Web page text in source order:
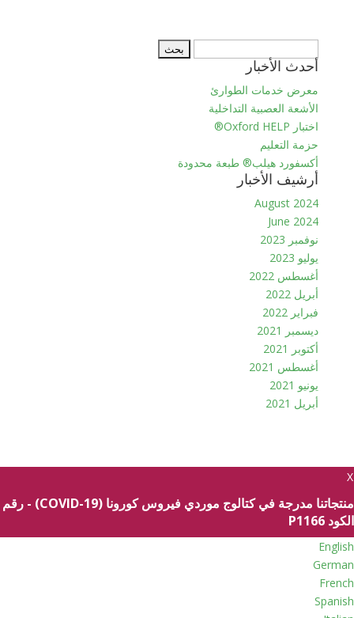
عن:
أحدث الأخبار
معرض خدمات الطوارئ
الأشعة العصبية التداخلية
اختبار Oxford HELP®
حزمة التعليم
أكسفورد هيلب® طبعة محدودة
أرشيف الأخبار
August 2024
June 2024
نوفمبر 2023
يوليو 2023
أغسطس 2022
أبريل 2022
فبراير 2022
ديسمبر 2021
أكتوبر 2021
أغسطس 2021
يونيو 2021
أبريل 2021
X
منتجاتنا مدرجة في كتالوج موردي فيروس كورونا (COVID-19) - رقم
الكود P1166
English
German
French
Spanish